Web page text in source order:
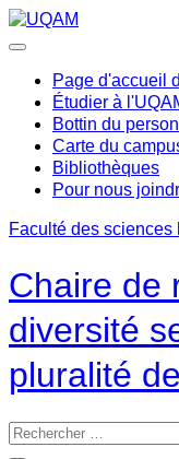
Passer
au
Page d'accueil
Étudier à
Bottin du
Carte du
Bibliothèques
Pour nous
Faculté des sciences
Chaire de
diversité
pluralité